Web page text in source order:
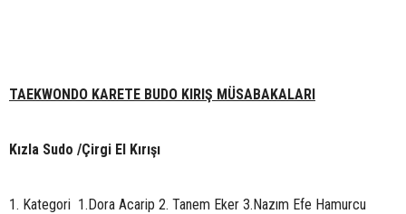
TAEKWONDO KARETE BUDO KIRIŞ MÜSABAKALARI
Kızla Sudo /Çirgi El Kırışı
1. Kategori 1.Dora Acarip 2. Tanem Eker 3.Nazım Efe Hamurcu